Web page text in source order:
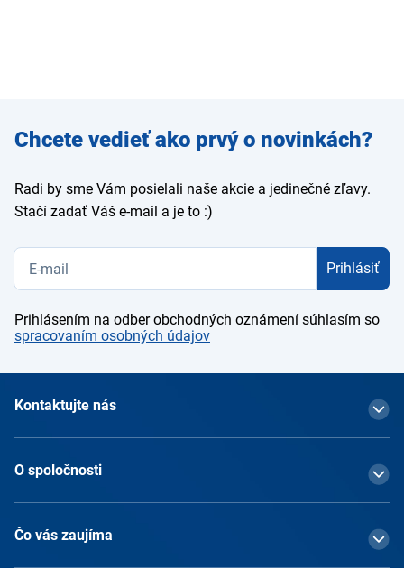
Zadajte
e-mail
Chcete vedieť ako prvý o novinkách?
Radi by sme Vám posielali naše akcie a jedinečné zľavy.
Stačí zadať Váš e-mail a je to :)
Prihlásiť
Prihlásením na odber obchodných oznámení súhlasím so
spracovaním osobných údajov
Kontaktujte nás
O spoločnosti
Čo vás zaujíma